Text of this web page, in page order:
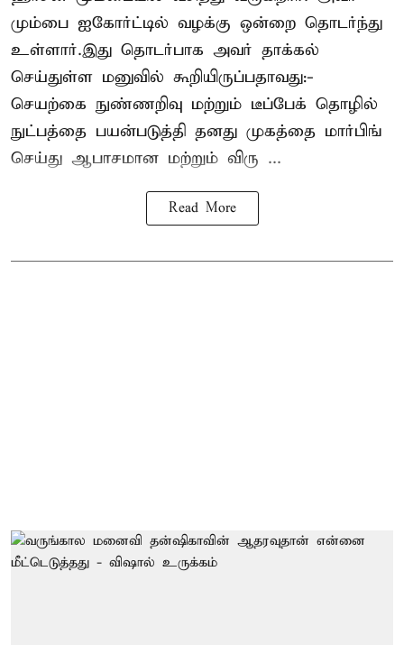
மும்பை ஐகோர்ட்டில் வழக்கு ஒன்றை தொடர்ந்து
உள்ளார்.இது தொடர்பாக அவர் தாக்கல்
செய்துள்ள மனுவில் கூறியிருப்பதாவது:-
செயற்கை நுண்ணறிவு மற்றும் டீப்பேக் தொழில்
நுட்பத்தை பயன்படுத்தி தனது முகத்தை மார்பிங்
செய்து ஆபாசமான மற்றும் விரு ...
Read More